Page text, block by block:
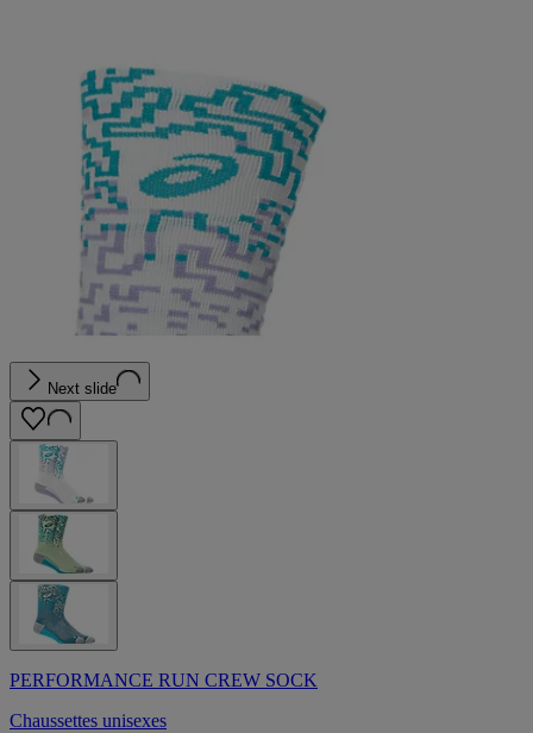
Next slide
PERFORMANCE RUN CREW SOCK
Chaussettes unisexes